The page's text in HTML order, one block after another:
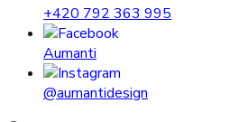
+420 792 363 995
Aumanti
@aumantidesign